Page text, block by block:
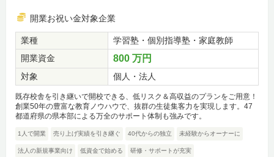
開業お祝い金対象企業
業種
学習塾・個別指導塾・家庭教師
開業資金
800 万円
対象 個人・法人
既存校舎を引き継いで開校できる、低リスク＆高収益のプランをご用意！
創業50年の豊富な教育ノウハウで、抜群の生徒集客力を実現します。47
都道府県の県本部による万全のサポート体制も強みです。
1人で開業 売り上げ実績を引き継ぐ 40代からの独立 未経験からオーナーに
法人の新規事業向け 低資金で始める 研修・サポートが充実